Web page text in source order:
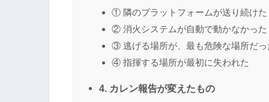
① 隣のプラットフォームが送り続けた
② 消火システムが自動で動かなかった
③ 逃げる場所が、最も危険な場所だっ
④ 指揮する場所が最初に失われた
4. カレン報告が変えたもの